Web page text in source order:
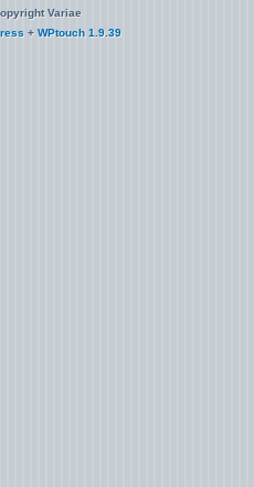
Variae
+ WPtouch 1.9.39